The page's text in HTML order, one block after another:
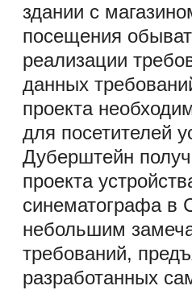
здании с
посещения
реализации
данных
проекта
для посетителей
Дуберштейн
проекта
синематографа в
небольшим
требований,
разработанных